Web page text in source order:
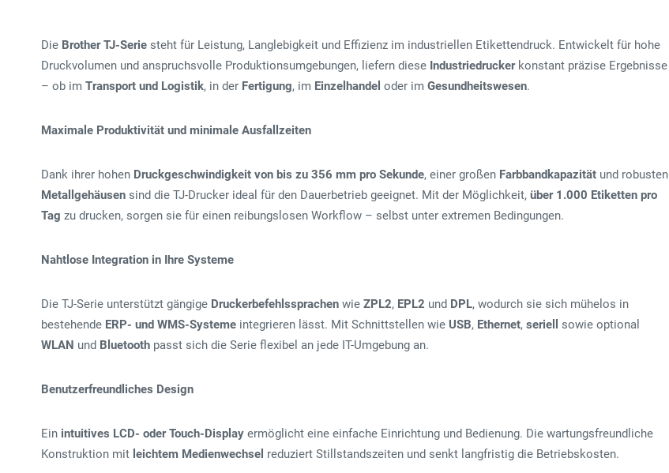
Die Brother TJ-Serie steht für Leistung, Langlebigkeit und Effizienz im industriellen Etikettendruck. Entwickelt für hohe
Druckvolumen und anspruchsvolle Produktionsumgebungen, liefern diese Industriedruckerkonstant präzise Ergebnisse
– ob im Transport und Logistik, in der Fertigung, im Einzelhandel oder im Gesundheitswesen.
Maximale Produktivität und minimale Ausfallzeiten
Dank ihrer hohen Druckgeschwindigkeit von bis zu 356 mm pro Sekunde, einer großen Farbbandkapazität und robusten
Metallgehäusen sind die TJ-Drucker ideal für den Dauerbetrieb geeignet. Mit der Möglichkeit, über 1.000 Etiketten pro
Tag zu drucken, sorgen sie für einen reibungslosen Workflow – selbst unter extremen Bedingungen.
Nahtlose Integration in Ihre Systeme
Die TJ-Serie unterstützt gängige Druckerbefehlssprachen wie ZPL2, EPL2 und DPL, wodurch sie sich mühelos in
bestehende ERP- und WMS-Systeme integrieren lässt. Mit Schnittstellen wie USB, Ethernet, seriell
sowie optional
WLAN und Bluetooth passt sich die Serie flexibel an jede IT-Umgebung an.
Benutzerfreundliches Design
Ein intuitives LCD- oder Touch-Display ermöglicht eine einfache Einrichtung und Bedienung. Die wartungsfreundliche
Konstruktion mit leichtem Medienwechsel reduziert Stillstandszeiten und senkt langfristig die Betriebskosten.